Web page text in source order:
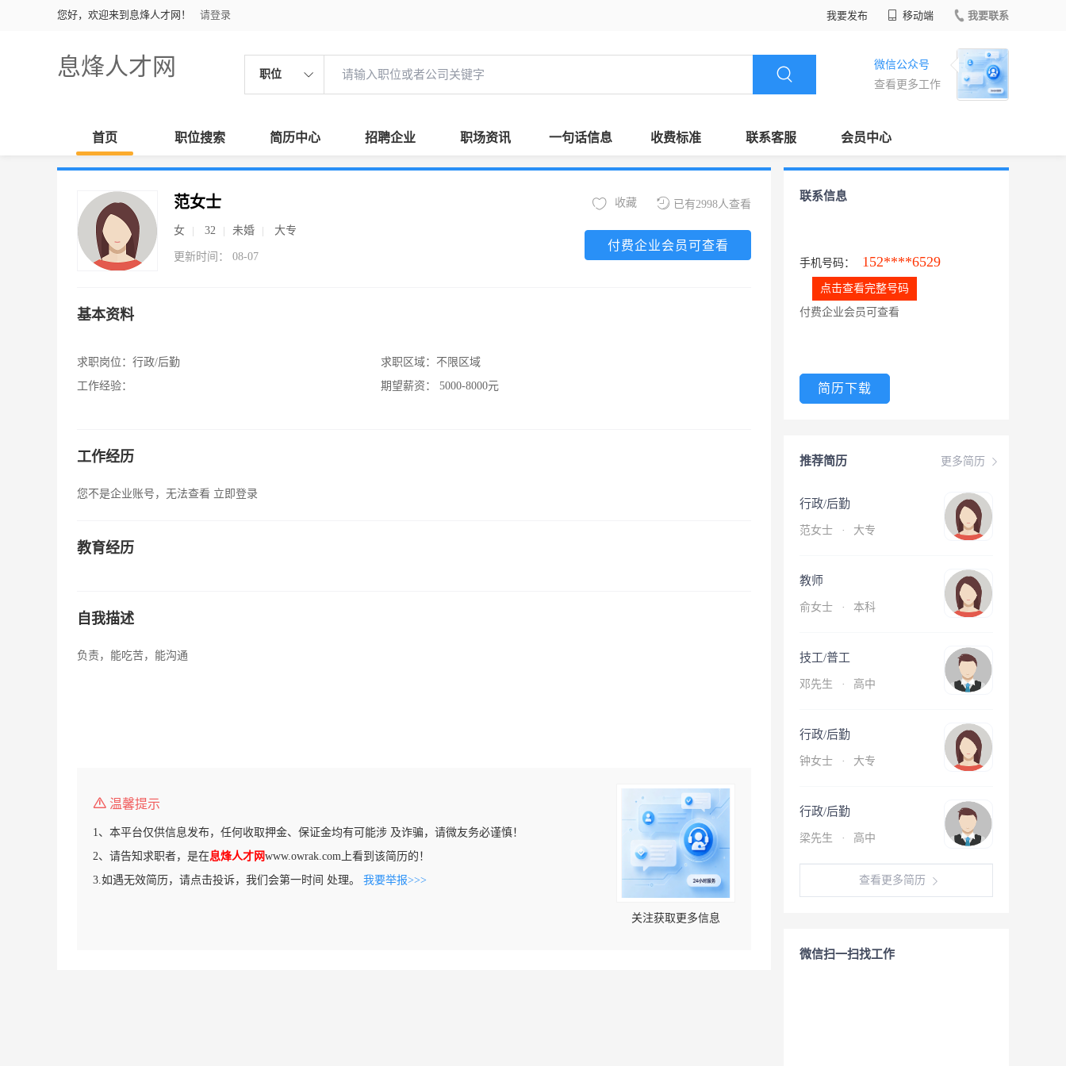
您好，欢迎来到息烽人才网！ 请登录 我要发布 移动端 我要联系
息烽人才网 职位
微信公众号
查看更多工作
首页 职位搜索 简历中心 招聘企业 职场资讯 一句话信息 收费标准 联系客服 会员中心
范女士
女 32 未婚 大专
更新时间： 08-07
已有2998人查看
收藏
付费企业会员可查看
基本资料
求职岗位： 行政/后勤
工作经验：
求职区域： 不限区域
期望薪资：
5000-8000元
工作经历
您不是企业账号，无法查看 立即登录
教育经历
自我描述
负责，能吃苦，能沟通
温馨提示
1、本平台仅供信息发布，任何收取押金、保证金均有可能涉 及诈骗，请微友务必谨慎！
2、请告知求职者，是在息烽人才网www.owrak.com上看到该简历的！
3.如遇无效简历，请点击投诉，我们会第一时间 处理。 我要举报>>>
关注获取更多信息
联系信息
手机号码： 152****6529
点击查看完整号码
付费企业会员可查看
简历下载
更多简历
推荐简历
行政/后勤
范女士 · 大专
教师
俞女士 · 本科
技工/普工
邓先生 · 高中
行政/后勤
钟女士 · 大专
行政/后勤
梁先生 · 高中
查看更多简历
微信扫一扫找工作